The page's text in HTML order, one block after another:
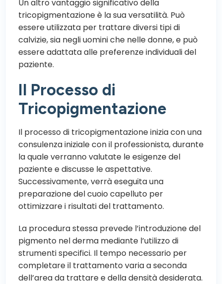
Un altro vantaggio significativo della
tricopigmentazione è la sua versatilità. Può
essere utilizzata per trattare diversi tipi di
calvizie, sia negli uomini che nelle donne, e può
essere adattata alle preferenze individuali del
paziente.
Il Processo di
Tricopigmentazione
Il processo di tricopigmentazione inizia con una
consulenza iniziale con il professionista, durante
la quale verranno valutate le esigenze del
paziente e discusse le aspettative.
Successivamente, verrà eseguita una
preparazione del cuoio capelluto per
ottimizzare i risultati del trattamento.
La procedura stessa prevede l’introduzione del
pigmento nel derma mediante l’utilizzo di
strumenti specifici. Il tempo necessario per
completare il trattamento varia a seconda
dell’area da trattare e della densità desiderata.